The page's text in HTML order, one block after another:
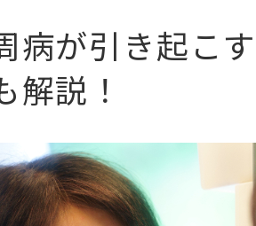
病が引き起こ
解説！